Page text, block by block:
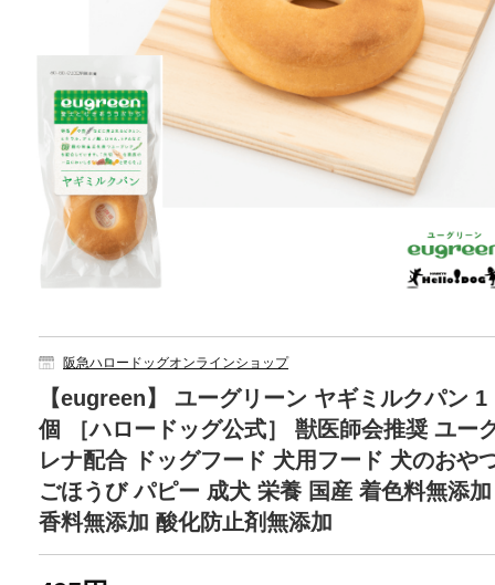
阪急ハロードッグオンラインショップ
【eugreen】 ユーグリーン ヤギミルクパン 1
個 ［ハロードッグ公式］ 獣医師会推奨 ユー
レナ配合 ドッグフード 犬用フード 犬のおや
ごほうび パピー 成犬 栄養 国産 着色料無添加
香料無添加 酸化防止剤無添加